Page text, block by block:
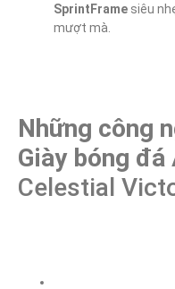
SprintFrame siêu
mượt mà.
Những công
Giày bóng đá
Celestial